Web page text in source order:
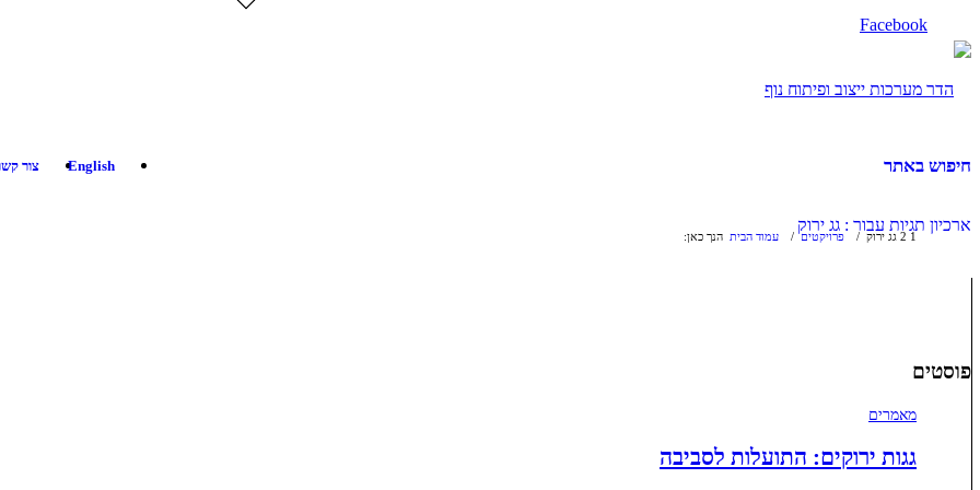
Facebook
צור English חיפוש באתר
ארכיון תגיות עבור : גג ירוק
הנך כאן: עמוד הבית 1
/ פרויקטים 2
/ גג ירוק
פוסטים
מאמרים
גגות ירוקים: התועלות לסביבה